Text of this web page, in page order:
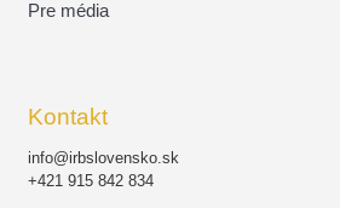
Pre média
Kontakt
info@irbslovensko.sk
+421 915 842 834